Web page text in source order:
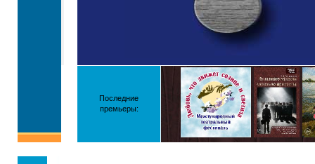
Последние
премьеры: